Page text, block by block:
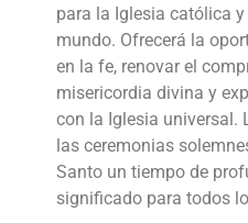
para la Iglesia católica
mundo. Ofrecerá la
en la fe, renovar el
misericordia divina y
con la Iglesia universal.
las ceremonias
Santo un tiempo de
significado para todos